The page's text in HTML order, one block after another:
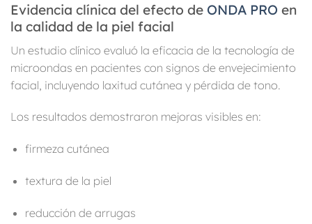
Evidencia clínica del efecto de ONDA PRO en
la calidad de la piel facial
Un estudio clínico evaluó la eficacia de la tecnología de
microondas en pacientes con signos de envejecimiento
facial, incluyendo laxitud cutánea y pérdida de tono.
Los resultados demostraron mejoras visibles en:
firmeza cutánea
textura de la piel
reducción de arrugas